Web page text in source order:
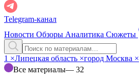
Telegram-канал
Новости Обзоры Аналитика Сюжеты
1 ×Липецкая область ×город Москва ×
Все материалы— 32